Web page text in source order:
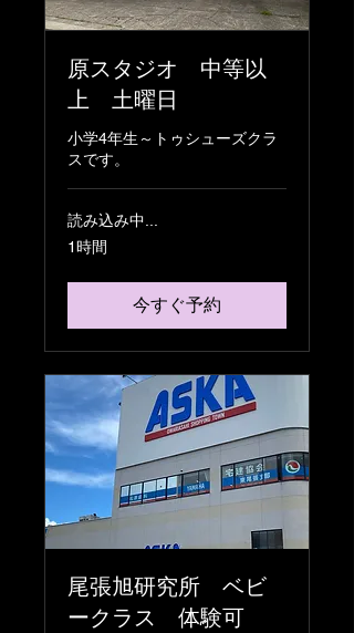
原スタジオ 中等以
上 土曜日
小学4年生～トゥシューズクラ
スです。
読み込み中...
1時間
今すぐ予約
尾張旭研究所 ベビ
ークラス 体験可